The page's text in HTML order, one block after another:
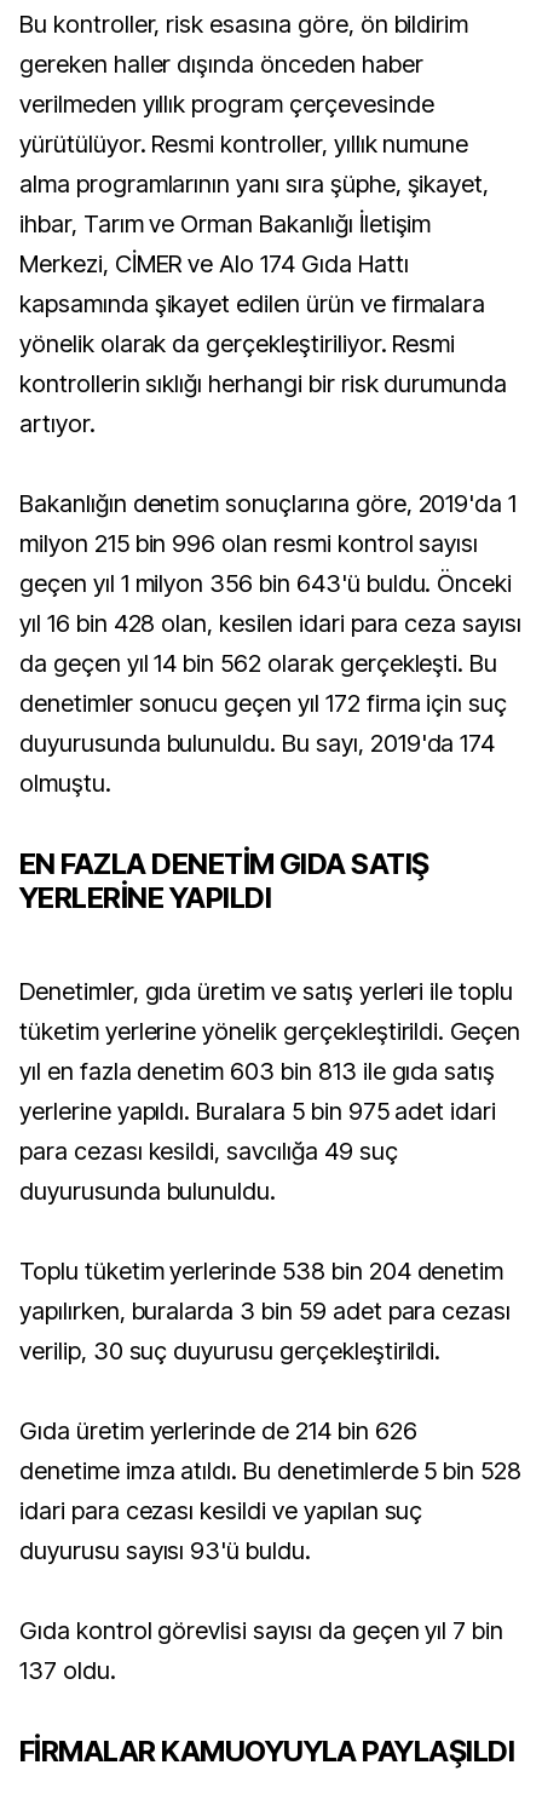
Bu kontroller, risk esasına göre, ön bildirim
gereken haller dışında önceden haber
verilmeden yıllık program çerçevesinde
yürütülüyor. Resmi kontroller, yıllık numune
alma programlarının yanı sıra şüphe, şikayet,
ihbar, Tarım ve Orman Bakanlığı İletişim
Merkezi, CİMER ve Alo 174 Gıda Hattı
kapsamında şikayet edilen ürün ve firmalara
yönelik olarak da gerçekleştiriliyor. Resmi
kontrollerin sıklığı herhangi bir risk durumunda
artıyor.
Bakanlığın denetim sonuçlarına göre, 2019'da 1
milyon 215 bin 996 olan resmi kontrol sayısı
geçen yıl 1 milyon 356 bin 643'ü buldu. Önceki
yıl 16 bin 428 olan, kesilen idari para ceza sayısı
da geçen yıl 14 bin 562 olarak gerçekleşti. Bu
denetimler sonucu geçen yıl 172 firma için suç
duyurusunda bulunuldu. Bu sayı, 2019'da 174
olmuştu.
EN FAZLA DENETİM GIDA SATIŞ
YERLERİNE YAPILDI
Denetimler, gıda üretim ve satış yerleri ile toplu
tüketim yerlerine yönelik gerçekleştirildi. Geçen
yıl en fazla denetim 603 bin 813 ile gıda satış
yerlerine yapıldı. Buralara 5 bin 975 adet idari
para cezası kesildi, savcılığa 49 suç
duyurusunda bulunuldu.
Toplu tüketim yerlerinde 538 bin 204 denetim
yapılırken, buralarda 3 bin 59 adet para cezası
verilip, 30 suç duyurusu gerçekleştirildi.
Gıda üretim yerlerinde de 214 bin 626
denetime imza atıldı. Bu denetimlerde 5 bin 528
idari para cezası kesildi ve yapılan suç
duyurusu sayısı 93'ü buldu.
Gıda kontrol görevlisi sayısı da geçen yıl 7 bin
137 oldu.
FİRMALAR KAMUOYUYLA PAYLAŞILDI